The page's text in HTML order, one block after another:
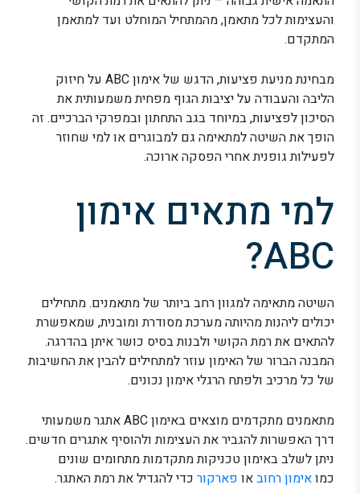
והעצימות לכל מתאמן, מהמתחיל המוחלט ועד למתאמן
המתקדם.
מבחינת מניעת פציעות, הדגש של אימון ABC על חיזוק
הליבה והעבודה על יציבות הגוף מפחית משמעותית את
הסיכון לפציעות, במיוחד בגב התחתון ובמפרקי הברכיים. זה
הופך את השיטה למתאימה גם למבוגרים או למי שחוזר
לפעילות גופנית אחרי הפסקה ארוכה.
למי מתאים אימון
ABC?
השיטה מתאימה למגוון רחב ביותר של מתאמנים. מתחילים
יכולים ליהנות מהיותה מערכת מסודרת ומובנית, שמאפשרת
להתאים את רמת הקושי ולבנות בסיס כושר איתן בהדרגה.
המבנה הברור של האימון עוזר למתחילים להבין את החשיבות
של כל מרכיב ולפתח הרגלי אימון נכונים.
מתאמנים מתקדמים מוצאים באימון ABC אתגר משמעותי
דרך האפשרות להגביר את העצימות ולהוסיף אתגרים חדשים.
ניתן לשלב באימון טכניקות מתקדמות מתחומים שונים
כמואימון רחובאו פארקור כדי להגדיל את רמת האתגר.